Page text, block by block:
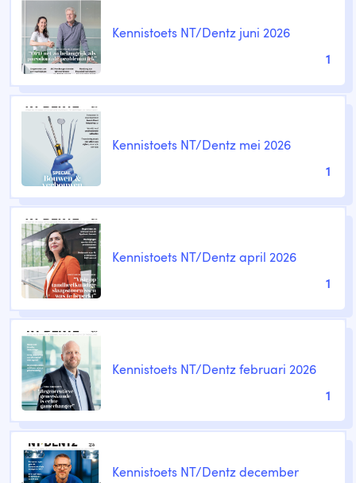
Kennistoets NT/Dentz juni 2026
1
Kennistoets NT/Dentz mei 2026
1
Kennistoets NT/Dentz april 2026
1
Kennistoets NT/Dentz februari 2026
1
Kennistoets NT/Dentz december